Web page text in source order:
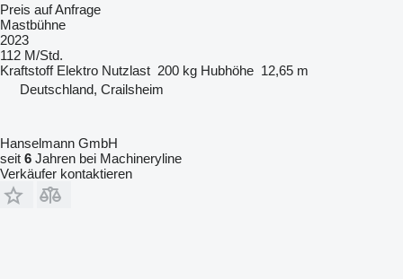
Preis auf Anfrage
Mastbühne
2023
112 M/Std.
Kraftstoff Elektro Nutzlast 200 kg Hubhöhe 12,65 m
Deutschland, Crailsheim
Hanselmann GmbH
seit 6 Jahren bei Machineryline
Verkäufer kontaktieren